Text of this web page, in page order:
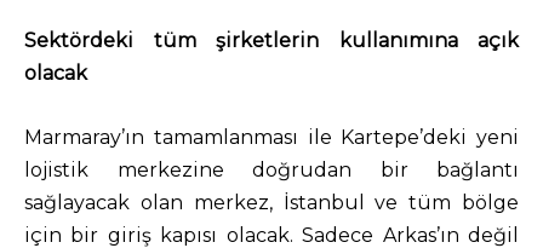
Sektördeki tüm şirketlerin kullanımına açık
olacak
Marmaray’ın tamamlanması ile Kartepe’deki yeni
lojistik merkezine doğrudan bir bağlantı
sağlayacak olan merkez, İstanbul ve tüm bölge
için bir giriş kapısı olacak. Sadece Arkas’ın değil